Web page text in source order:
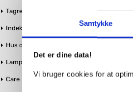
Samtykke
Det er dine data!
Vi bruger cookies for at
Tagrender
Indeklima
Hus og Have
Lamper
Care